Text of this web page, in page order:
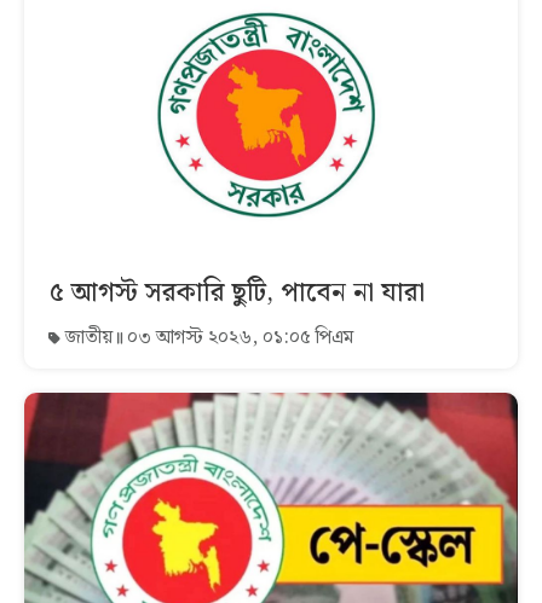
৫ আগস্ট সরকারি ছুটি, পাবেন না যারা
জাতীয় ০৩ আগস্ট ২০২৬, ০১:০৫ পিএম